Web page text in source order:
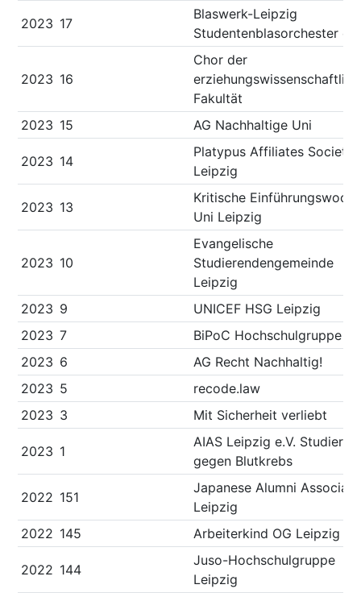
2023 17
Blaswerk-Leipzig
Studentenblasorchester
2023 16
Chor der
Fakultät
2023 15 AG Nachhaltige Uni
2023 14
Platypus Affiliates Society
Leipzig
2023 13
Kritische
Uni Leipzig
2023 10
Evangelische
Studierendengemeinde
Leipzig
2023 9
UNICEF HSG Leipzig
2023 7
BiPoC Hochschulgruppe
2023 6
AG Recht Nachhaltig!
2023 5
recode.law
2023 3 Mit Sicherheit verliebt
2023 1
AIAS Leipzig e.V.
gegen Blutkrebs
2022 151
Japanese Alumni
Leipzig
2022 145 Arbeiterkind OG Leipzig
2022 144
Juso-Hochschulgruppe
Leipzig